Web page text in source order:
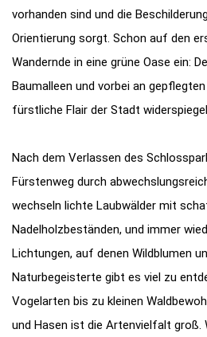
vorhanden sind und die
Orientierung sorgt. Schon auf den
Wandernde in eine grüne Oase ein:
Baumalleen und vorbei an
fürstliche Flair der Stadt
Nach dem Verlassen des
Fürstenweg durch
wechseln lichte Laubwälder mit
Nadelholzbeständen, und immer
Lichtungen, auf denen Wildblumen
Naturbegeisterte gibt es viel zu
Vogelarten bis zu kleinen
und Hasen ist die Artenvielfalt groß.